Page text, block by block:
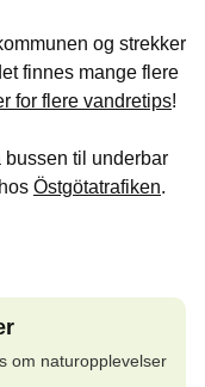
og strekker
finnes mange flere
for flere vandretips!
bussen til underbar
Östgötatrafiken.
om naturopplevelser